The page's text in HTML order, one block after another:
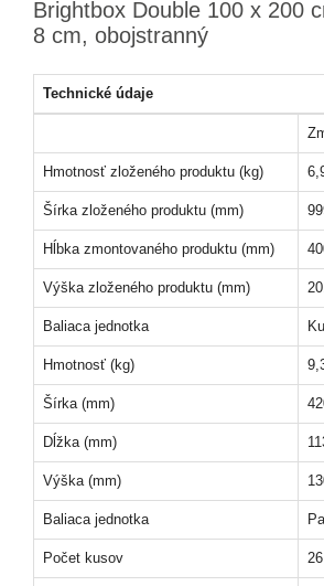
Brightbox Double 100 x 200
8 cm, obojstranný
Technické údaje
Hmotnosť zloženého produktu (kg)
Šírka zloženého produktu (mm)
Hĺbka zmontovaného produktu (mm)
Výška zloženého produktu (mm)
Baliaca jednotka
Hmotnosť (kg)
Šírka (mm)
Dĺžka (mm)
Výška (mm)
Baliaca jednotka
Počet kusov 26